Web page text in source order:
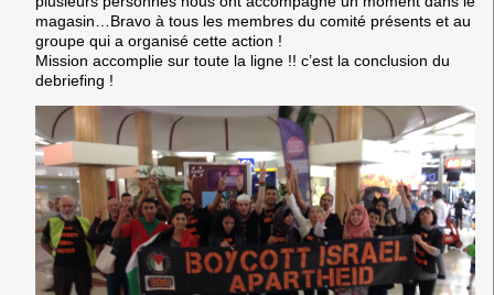
magasin…Bravo à tous les membres du comité présents et au
groupe qui a organisé cette action !
Mission accomplie sur toute la ligne !! c’est la conclusion du
debriefing !